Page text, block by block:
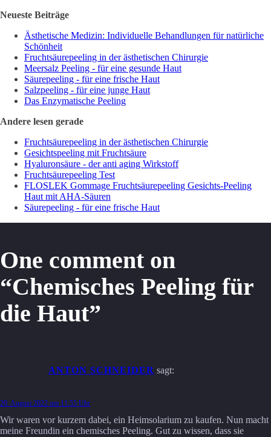
Neueste Beiträge
Ästhetische Medizin: Individuelle Behandlungen für natürliche
Schönheit
Fruchtsäurepeeling in der ästhetischen Chirurgie
Meersalz Peeling - für eine gesunde Haut
Säurepeeling - für eine frische Haut
Salzpeeling - für eine junge Haut
Das Enzymatische Peeling
Andere lesen gerade
Fruchtsäurepeeling in der ästhetischen Chirurgie
Gesichtspeeling mit Fruchtsäure
Hyaluronsäure - der anti aging Wirkstoff
Fruchtsäurepeeling Test
FLOSLEK Gommage Fruchtsäurepeeling Gesichts-Peeling
Haut mit AHA-Säuren
Säurepeeling - für eine frische Haut
One comment on
“Chemisches Peeling für
die Haut”
ANTON SCHNEIDER sagt:
20. August 2022 um 11:55 Uhr
Wir waren vor kurzem dabei, ein Heimsolarium zu kaufen. Nun macht
meine Freundin ein chemisches Peeling. Gut zu wissen, dass sie